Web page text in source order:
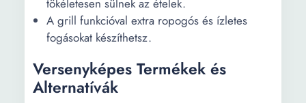
tökéletesen sülnek az ételek.
A grill funkcióval extra ropogós és ízletes
fogásokat készíthetsz.
Versenyképes Termékek és
Alternatívák